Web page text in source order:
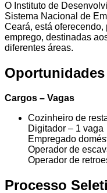
O Instituto de
Sistema Nacional de
Ceará, está
emprego, destinadas
diferentes áreas.
Oportunidades
Cargos – Vagas
Cozinheiro de
Digitador – 1 vaga
Empregado
Operador de
Operador de
Processo